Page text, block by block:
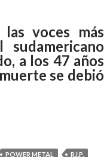
voces más
sudamericano
a los 47 años
se debió
Angra
POWER METAL
R.I.P.